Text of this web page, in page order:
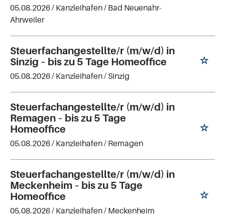
05.08.2026 / Kanzleihafen/ Bad Neuenahr-
Ahrweiler
Steuerfachangestellte/r (m/w/d) in
Sinzig – bis zu 5 Tage Homeoffice
05.08.2026 / Kanzleihafen/ Sinzig
Steuerfachangestellte/r (m/w/d) in
Remagen – bis zu 5 Tage
Homeoffice
05.08.2026 / Kanzleihafen/ Remagen
Steuerfachangestellte/r (m/w/d) in
Meckenheim – bis zu 5 Tage
Homeoffice
05.08.2026 / Kanzleihafen/ Meckenheim